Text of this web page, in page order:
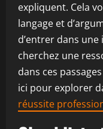
expliquent. Cela
langage et
d’entrer dans
cherchez une
dans ces
ici pour explorer
réussite